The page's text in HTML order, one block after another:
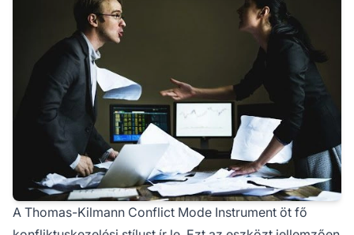
A Thomas-Kilmann Conflict Mode Instrument öt fő